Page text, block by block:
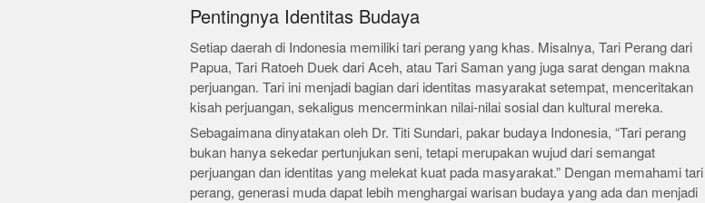
Pentingnya Identitas Budaya
Setiap daerah di Indonesia memiliki tari perang yang khas. Misalnya, Tari Perang dari
Papua, Tari Ratoeh Duek dari Aceh, atau Tari Saman yang juga sarat dengan makna
perjuangan. Tari ini menjadi bagian dari identitas masyarakat setempat, menceritakan
kisah perjuangan, sekaligus mencerminkan nilai-nilai sosial dan kultural mereka.
Sebagaimana dinyatakan oleh Dr. Titi Sundari, pakar budaya Indonesia, “Tari perang
bukan hanya sekedar pertunjukan seni, tetapi merupakan wujud dari semangat
perjuangan dan identitas yang melekat kuat pada masyarakat.” Dengan memahami tari
perang, generasi muda dapat lebih menghargai warisan budaya yang ada dan menjadi